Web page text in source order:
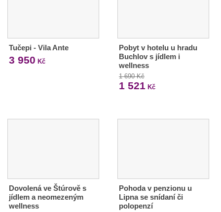
Tučepi - Vila Ante
3 950 Kč
Pobyt v hotelu u hradu
Buchlov s jídlem i
wellness
1 690 Kč
1 521 Kč
Dovolená ve Štúrově s
jídlem a neomezeným
wellness
Pohoda v penzionu u
Lipna se snídaní či
polopenzí